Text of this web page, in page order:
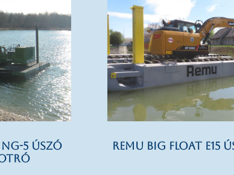
NG-5 úszó
REMU Big Float